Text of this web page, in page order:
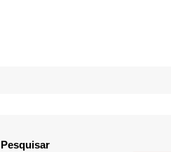
Pesquisar